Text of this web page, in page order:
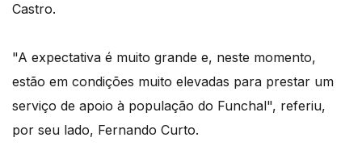
Castro.
"A expectativa é muito grande e, neste momento,
estão em condições muito elevadas para prestar um
serviço de apoio à população do Funchal", referiu,
por seu lado, Fernando Curto.